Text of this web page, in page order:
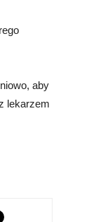
aby
lekarzem